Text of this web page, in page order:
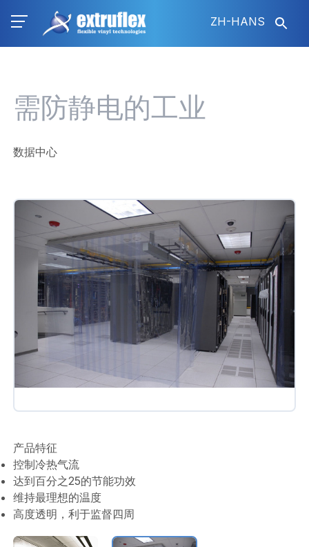
ZH-HANS
需防静电的工业
数据中心
产品特征
控制冷热气流
达到百分之25的节能功效
维持最理想的温度
高度透明，利于监督四周